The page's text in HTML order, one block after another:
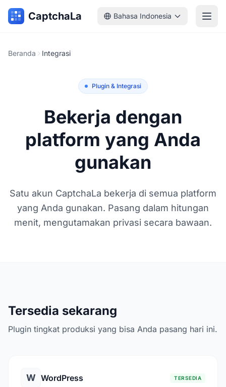
CaptchaLa Bahasa Indonesia
Beranda Integrasi
Plugin & Integrasi
Bekerja dengan
platform yang Anda
gunakan
Satu akun CaptchaLa bekerja di semua platform
yang Anda gunakan. Pasang dalam hitungan
menit, mengutamakan privasi secara bawaan.
Tersedia sekarang
Plugin tingkat produksi yang bisa Anda pasang hari ini.
W WordPress TERSEDIA